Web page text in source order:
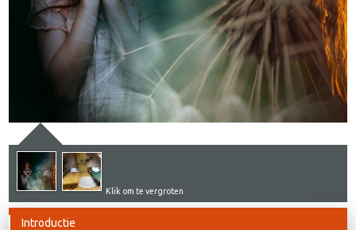
Klik om te vergroten
Introductie